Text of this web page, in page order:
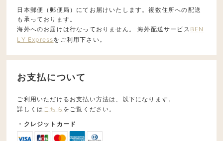
日本郵便（郵便局）にてお届けいたします。複数住所への配送
も承っております。
海外へのお届けは行なっておりません。 海外配送サービス BEN
LY Expressをご利用下さい。
お支払について
ご利用いただけるお支払い方法は、以下になります。
詳しくは こちら をご覧ください。
・クレジットカード